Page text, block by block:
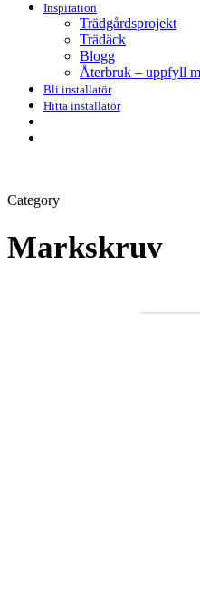
Inspiration
Trädgårdsprojekt
Trädäck
Blogg
Återbruk – uppfyll
Bli installatör
Hitta installatör
Category
Markskruv